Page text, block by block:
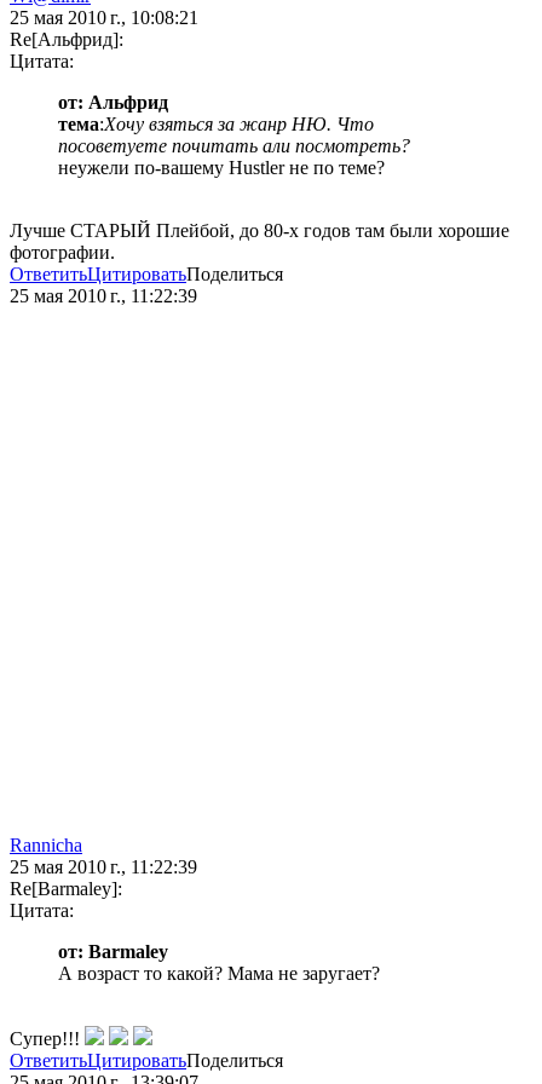
25 мая 2010 г., 10:08:21
Re[Альфрид]:
Цитата:
от: Альфрид
тема:Хочу взяться за жанр НЮ. Что
посоветуете почитать али посмотреть?
неужели по-вашему Hustler не по теме?
Лучше СТАРЫЙ Плейбой, до 80-х годов там были хорошие
фотографии.
ОтветитьЦитироватьПоделиться
25 мая 2010 г., 11:22:39
Rannicha
25 мая 2010 г., 11:22:39
Re[Barmaley]:
Цитата:
от: Barmaley
А возраст то какой? Мама не заругает?
Супер!!!
ОтветитьЦитироватьПоделиться